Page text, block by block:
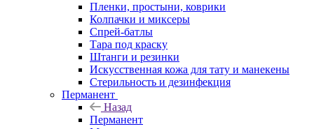
Пленки, простыни, коврики
Колпачки и миксеры
Спрей-батлы
Тара под краску
Штанги и резинки
Искусственная кожа для тату и манекены
Стерильность и дезинфекция
Перманент
Назад
Перманент